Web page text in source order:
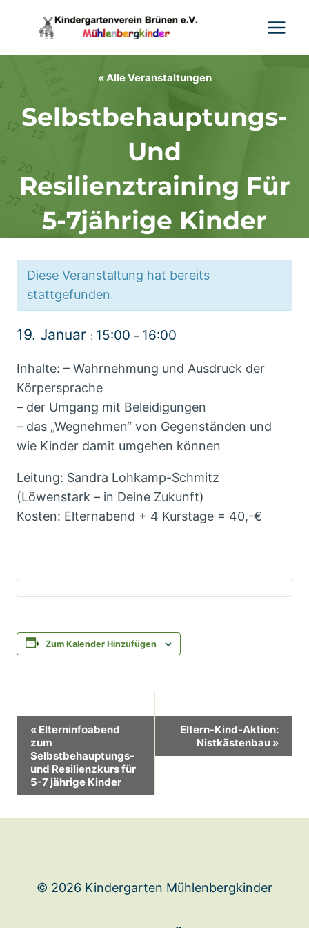
« Alle Veranstaltungen
Selbstbehauptungs-
Und
Resilienztraining Für
5-7jährige Kinder
Diese Veranstaltung hat bereits
stattgefunden.
19. Januar : 15:00 – 16:00
Inhalte: – Wahrnehmung und Ausdruck der
Körpersprache
– der Umgang mit Beleidigungen
– das „Wegnehmen“ von Gegenständen und
wie Kinder damit umgehen können
Leitung: Sandra Lohkamp-Schmitz
(Löwenstark – in Deine Zukunft)
Kosten: Elternabend + 4 Kurstage = 40,-€
Zum Kalender Hinzufügen
Veranstaltung-
Navigation
« Elterninfoabend
zum
Selbstbehauptungs-
und Resilienzkurs für
5-7 jährige Kinder
Eltern-Kind-Aktion:
Nistkästenbau »
© 2026 Kindergarten Mühlenbergkinder